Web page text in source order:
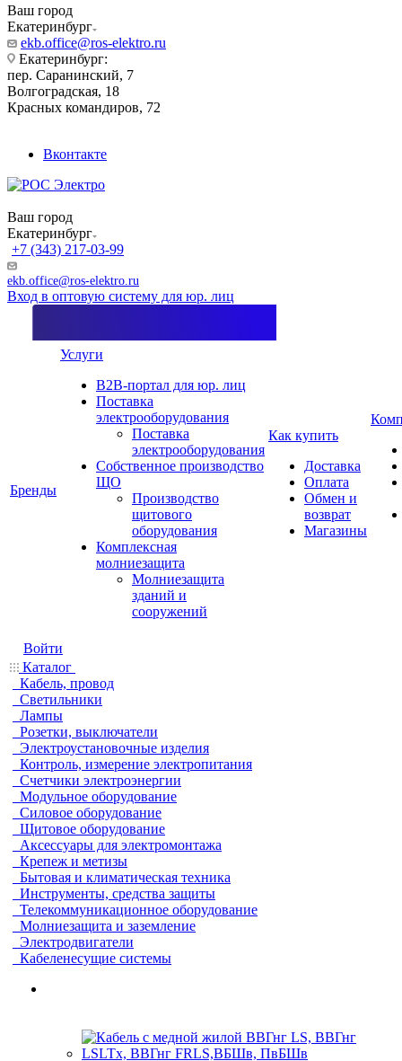
Ваш город
Екатеринбург
ekb.office@ros-elektro.ru
Екатеринбург:
пер. Саранинский, 7
Волгоградская, 18
Красных командиров, 72
Вконтакте
Ваш город
Екатеринбург
+7 (343) 217-03-99
ekb.office@ros-elektro.ru
Вход в оптовую систему для юр. лиц
Бренды
Услуги
B2B-портал для юр. лиц
Поставка
электрооборудования
Поставка
электрооборудования
Собственное производство
ЩО
Производство
щитового
оборудования
Комплексная
молниезащита
Молниезащита
зданий и
сооружений
Как купить
Доставка
Оплата
Обмен и
возврат
Магазины
Войти
Каталог
Кабель, провод
Светильники
Лампы
Розетки, выключатели
Электроустановочные изделия
Контроль, измерение электропитания
Счетчики электроэнергии
Модульное оборудование
Силовое оборудование
Щитовое оборудование
Аксессуары для электромонтажа
Крепеж и метизы
Бытовая и климатическая техника
Инструменты, средства защиты
Телекоммуникационное оборудование
Молниезащита и заземление
Электродвигатели
Кабеленесущие системы